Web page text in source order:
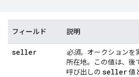
フィールド 説明
seller 必須。オークションを
所在地。この値は、後
呼び出しの seller値